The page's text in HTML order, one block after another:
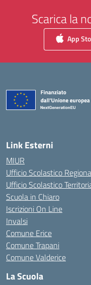
Scarica la
App
Link Esterni
MIUR
Ufficio Scolastico
Ufficio Scolastico
Scuola in Chiaro
Iscrizioni On Line
Invalsi
Comune Erice
Comune Trapani
Comune Valderice
La Scuola